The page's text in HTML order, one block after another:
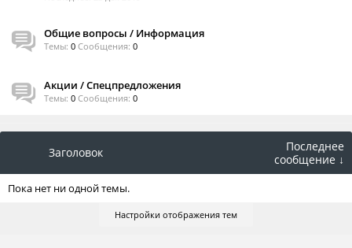
Общие вопросы / Информация
Темы: 0 Сообщения: 0
Акции / Спецпредложения
Темы: 0 Сообщения: 0
Заголовок
Последнее
сообщение ↓
Пока нет ни одной темы.
Настройки отображения тем